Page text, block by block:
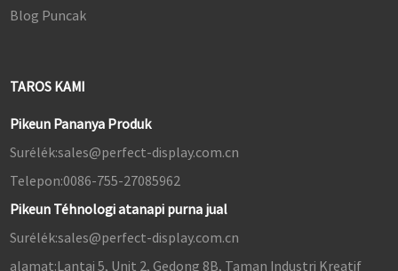
Blog Puncak
TAROS KAMI
Pikeun Pananya Produk
Surélék:sales@perfect-display.com.cn
Telepon:0086-755-27085962
Pikeun Téhnologi atanapi purna jual
Surélék:sales@perfect-display.com.cn
alamat:Lantai 5, Unit 2, Gedong 8B, Taman Industri Kreatif